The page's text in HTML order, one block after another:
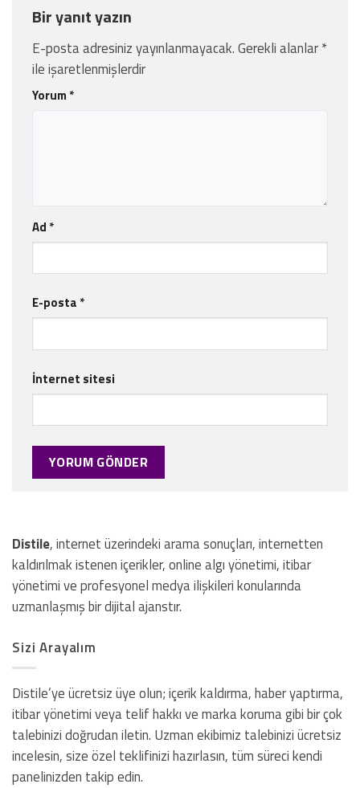
Bir yanıt yazın
E-posta adresiniz yayınlanmayacak.Gerekli alanlar*
ile işaretlenmişlerdir
Yorum *
Ad *
E-posta *
İnternet sitesi
Distile, internet üzerindeki arama sonuçları, internetten
kaldırılmak istenen içerikler, online algı yönetimi, itibar
yönetimi ve profesyonel medya ilişkileri konularında
uzmanlaşmış bir dijital ajanstır.
Sizi Arayalım
Distile’ye ücretsiz üye olun; içerik kaldırma, haber yaptırma,
itibar yönetimi veya telif hakkı ve marka koruma gibi bir çok
talebinizi doğrudan iletin. Uzman ekibimiz talebinizi ücretsiz
incelesin, size özel teklifinizi hazırlasın, tüm süreci kendi
panelinizden takip edin.